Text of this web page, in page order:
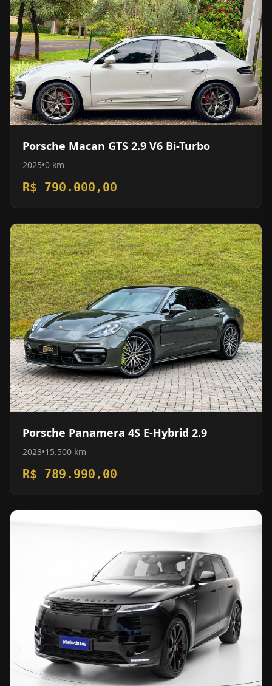
Porsche Macan GTS 2.9 V6 Bi-Turbo
2025•0 km
R$ 790.000,00
Porsche Panamera 4S E-Hybrid 2.9
2023•15.500 km
R$ 789.990,00